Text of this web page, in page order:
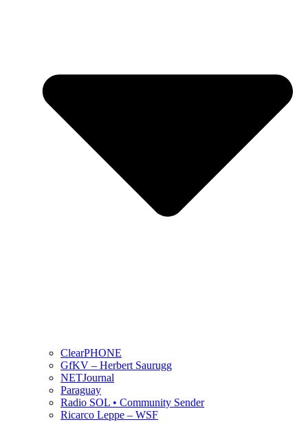
ClearPHONE
GfKV – Herbert Saurugg
NETJournal
Paraguay
Radio SOL • Community Sender
Ricarco Leppe – WSF